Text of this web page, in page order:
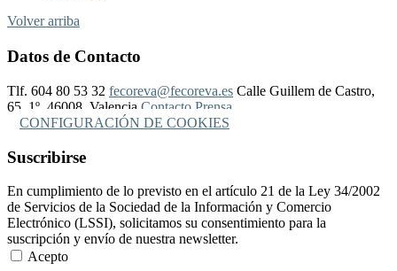
Volver arriba
Datos de Contacto
Tlf. 604 80 53 32 fecoreva@fecoreva.es Calle Guillem de Castro,
65, 1º, 46008, Valencia Contacto Prensa
CONFIGURACIÓN DE COOKIES
Suscribirse
En cumplimiento de lo previsto en el artículo 21 de la Ley 34/2002
de Servicios de la Sociedad de la Información y Comercio
Electrónico (LSSI), solicitamos su consentimiento para la
suscripción y envío de nuestra newsletter.
Acepto